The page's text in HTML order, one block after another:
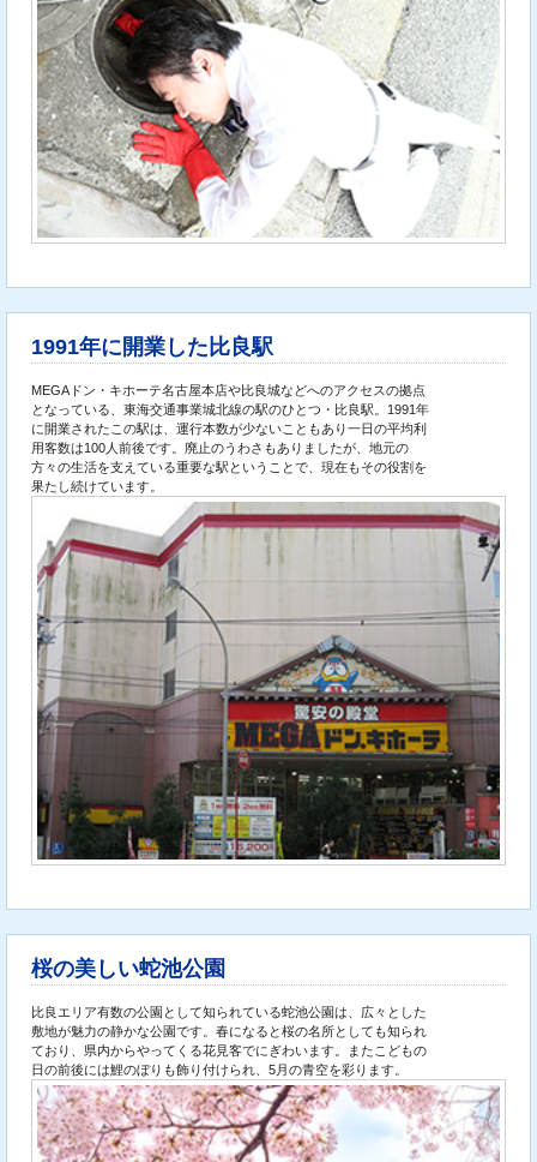
1991年に開業した比良駅
MEGAドン・キホーテ名古屋本店や比良城などへのアクセスの拠点
となっている、東海交通事業城北線の駅のひとつ・比良駅。1991年
に開業されたこの駅は、運行本数が少ないこともあり一日の平均利
用客数は100人前後です。廃止のうわさもありましたが、地元の
方々の生活を支えている重要な駅ということで、現在もその役割を
果たし続けています。
桜の美しい蛇池公園
比良エリア有数の公園として知られている蛇池公園は、広々とした
敷地が魅力の静かな公園です。春になると桜の名所としても知られ
ており、県内からやってくる花見客でにぎわいます。またこどもの
日の前後には鯉のぼりも飾り付けられ、5月の青空を彩ります。